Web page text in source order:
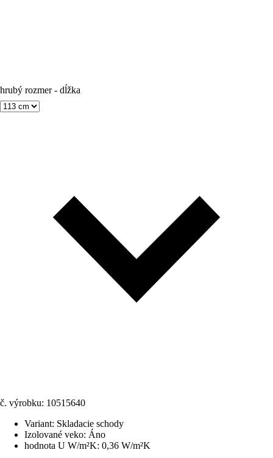
hrubý rozmer - dĺžka
č. výrobku: 10515640
Variant: Skladacie schody
Izolované veko: Áno
hodnota U W/m²K: 0,36 W/m²K